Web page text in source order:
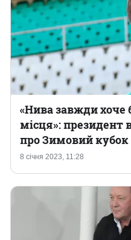
8 січня 2023, 11:28
«Нива завжди хоче
місця»: президент
про Зимовий